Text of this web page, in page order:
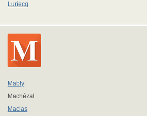
Luriecq
Mably
Machézal
Maclas